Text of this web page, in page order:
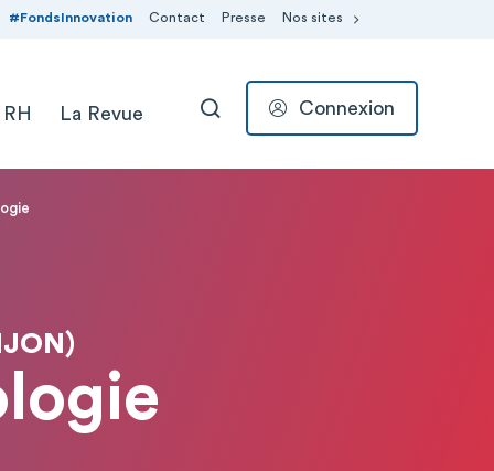
#FondsInnovation Contact Presse Nos sites
La Revue RECHERCHER
Connexion